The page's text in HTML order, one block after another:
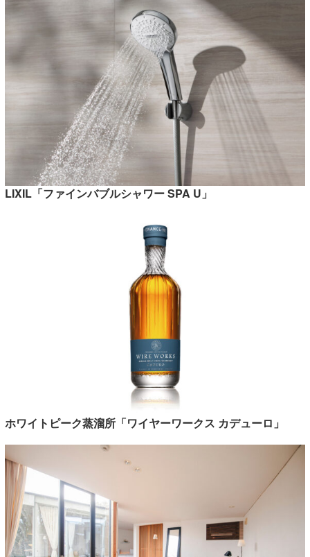
LIXIL「ファインバブルシャワー SPA U」
ホワイトピーク蒸溜所「ワイヤーワークス カデューロ」